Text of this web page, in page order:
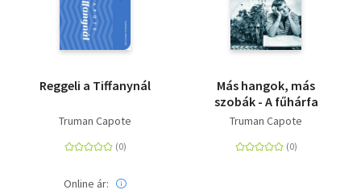
Reggeli a Tiffanynál
Truman Capote
Online ár:
Más hangok, más
szobák - A fűhárfa
Truman Capote